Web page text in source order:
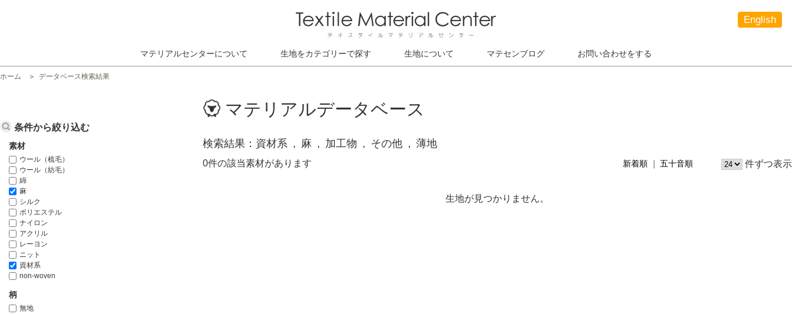
English
マテリアルセンターについて 生地をカテゴリーで探す 生地について マテセンブログ お問い合わせをする
ホーム データベース検索結果
マテリアルデータベース
検索結果 資材系 麻 加工物 その他 薄地
0件の該当素材があります 新着順 五十音順 件ずつ表示
生地が見つかりません。
条件から絞り込む
素材
ウール（梳毛）
ウール（紡毛）
綿
麻
シルク
ポリエステル
ナイロン
アクリル
レーヨン
ニット
資材系
non-woven
柄
無地